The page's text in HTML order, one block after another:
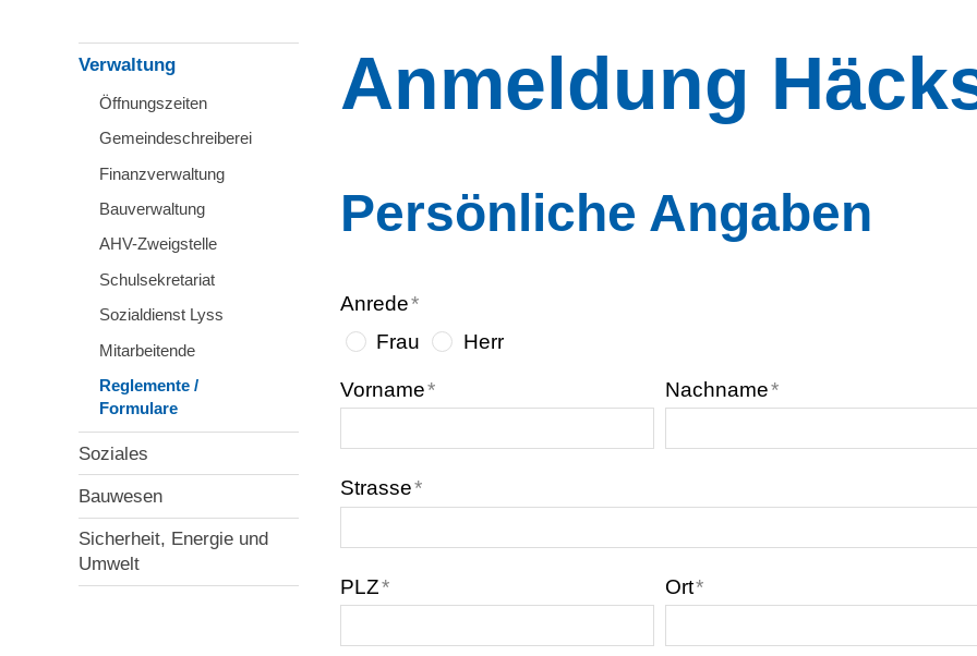
Verwaltung
Öffnungszeiten
Gemeindeschreiberei
Finanzverwaltung
Bauverwaltung
AHV-Zweigstelle
Schulsekretariat
Sozialdienst Lyss
Mitarbeitende
Reglemente /
Formulare
Soziales
Bauwesen
Sicherheit, Energie und
Umwelt
Anmeldung
Persönliche Angaben
Anrede*
Frau
Herr
Vorname* Nachname*
Strasse*
PLZ* Ort*